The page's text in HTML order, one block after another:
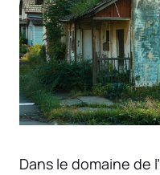
Dans le domaine de l’